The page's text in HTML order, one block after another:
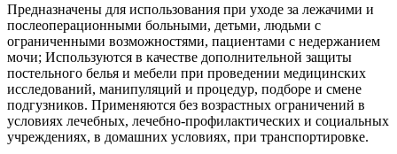
Предназначены для использования при уходе за лежачими и
послеоперационными больными, детьми, людьми с
ограниченными возможностями, пациентами с недержанием
мочи; Используются в качестве дополнительной защиты
постельного белья и мебели при проведении медицинских
исследований, манипуляций и процедур, подборе и смене
подгузников. Применяются без возрастных ограничений в
условиях лечебных, лечебно-профилактических и социальных
учреждениях, в домашних условиях, при транспортировке.